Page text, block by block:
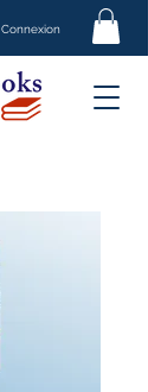
Connexion